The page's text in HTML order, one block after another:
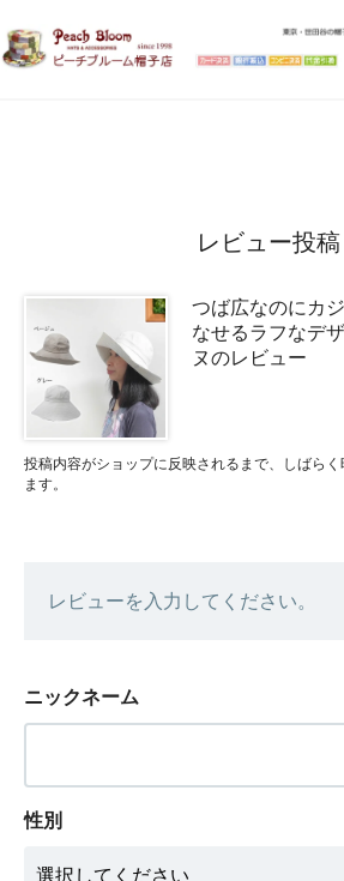
レビュー投稿
つば広なのにカ
なせるラフなデ
ヌのレビュー
投稿内容がショップに反映されるまで、しばら
ます。
レビューを入力してください。
ニックネーム
性別